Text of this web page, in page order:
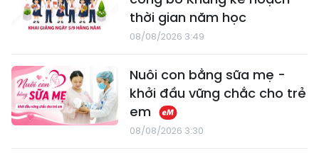
thời gian năm học
08/08/2026 3:49
Nuôi con bằng sữa mẹ -
khởi đầu vững chắc cho trẻ
em
08/08/2026 3:30